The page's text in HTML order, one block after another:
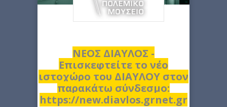
ΝΕΟΣ ΔΙΑΥΛΟΣ -
Επισκεφτείτε το νέο
ιστοχώρο του ΔΙΑΥΛΟΥ στον
παρακάτω σύνδεσμο:
https://new.diavlos.grnet.gr